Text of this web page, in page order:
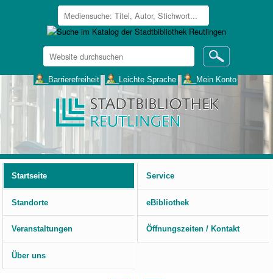
Website
durchsuchen
___Barrierefreiheit ___Leichte Sprache ___Mein Konto
Startseite
Service
Standorte eBibliothek
Veranstaltungen Öffnungszeiten / Kontakt
Über uns